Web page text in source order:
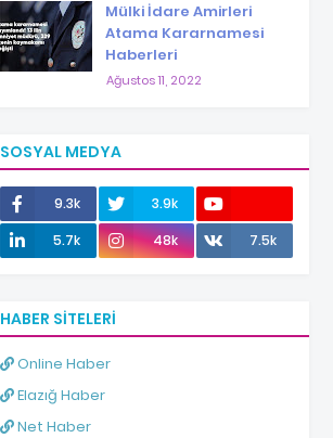
Mülki İdare Amirleri
Atama Kararnamesi
Haberleri
Ağustos 11, 2022
SOSYAL MEDYA
9.3k
3.9k
12.0k
5.7k 48k 7.5k
HABER SITELERI
Online Haber
Elazığ Haber
Net Haber